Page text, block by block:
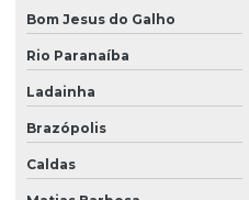
Bom Jesus do Galho
Rio Paranaíba
Ladainha
Brazópolis
Caldas